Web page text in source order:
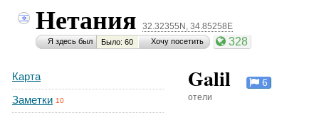
Нетания 32.32355N, 34.85258E
Я здесь был Было: 60 Хочу посетить 328
Карта
Заметки 10
Galil 6
отели
Button